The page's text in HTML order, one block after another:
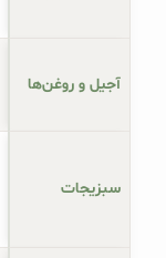
آجیل و روغن‌ها
سبزیجات